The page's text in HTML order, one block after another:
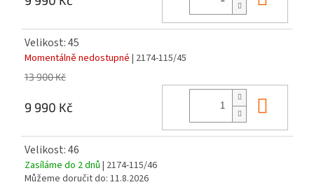
Velikost: 45
Momentálně nedostupné | 2174-115/45
13 900 Kč
9 990 Kč
Velikost: 46
Zasíláme do 2 dnů | 2174-115/46
Můžeme doručit do: 11.8.2026